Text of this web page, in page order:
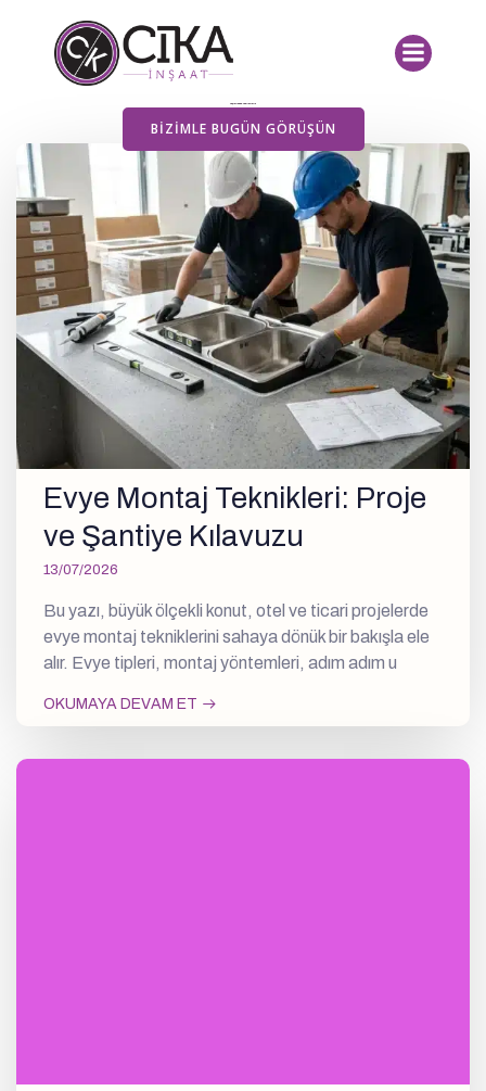
BIZIMLE BUGÜN GÖRÜŞÜN
Yayımlanan Yazılarımız
Evye Montaj Teknikleri: Proje
ve Şantiye Kılavuzu
13/07/2026
Bu yazı, büyük ölçekli konut, otel ve ticari projelerde
evye montaj tekniklerini sahaya dönük bir bakışla ele
alır. Evye tipleri, montaj yöntemleri, adım adım u
OKUMAYA DEVAM ET